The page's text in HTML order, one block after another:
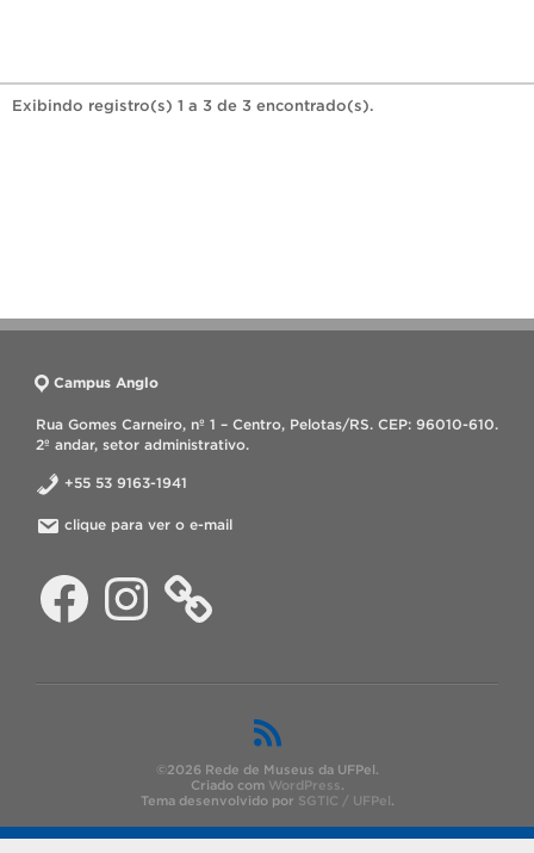
Exibindo registro(s) 1 a 3 de 3 encontrado(s).
Campus Anglo
Rua Gomes Carneiro, nº 1 – Centro, Pelotas/RS. CEP: 96010-610.
2º andar, setor administrativo.
+55 53 9163-1941
clique para ver o e-mail
Facebook Instagram
©2026 Rede de Museus da UFPel.
Criado com WordPress.
Tema desenvolvido por SGTIC / UFPel.